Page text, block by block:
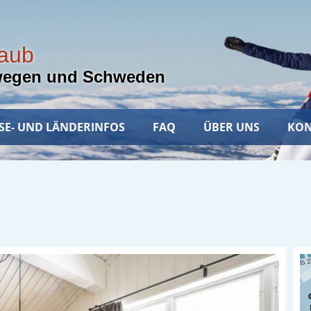
und Schweden
UND LÄNDERINFOS FAQ ÜBER UNS